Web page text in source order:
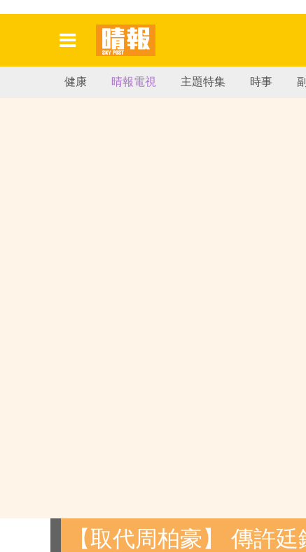
健康 晴報電視 主題特集 時事
【取代周柏豪】 傳許